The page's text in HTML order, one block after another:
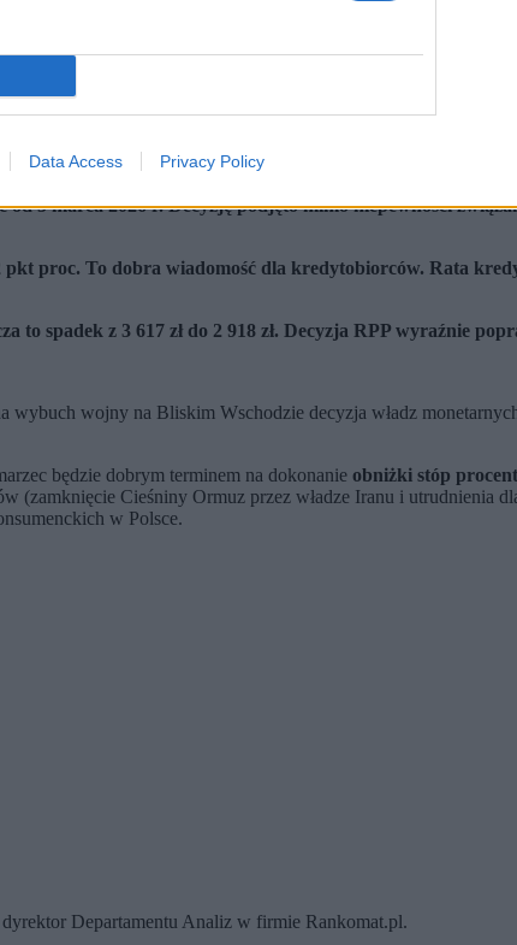
Data Access Privacy Policy
bieżącej sytuacji ekonomicznej w Polsce, 8 bm. w Centrali NBP w Warszawie.
5 marca 2026 r. Decyzję podjęto mimo niepewności
proc. To dobra wiadomość dla kredytobiorców. Rata
spadek z 3 617 zł do 2 918 zł. Decyzja RPP wyraźnie
wojny na Bliskim Wschodzie decyzja władz
będzie dobrym terminem na dokonanie obniżki stóp
Cieśniny Ormuz przez władze Iranu i utrudnienia
w Polsce.
yrektor Departamentu Analiz w firmie Rankomat.pl.